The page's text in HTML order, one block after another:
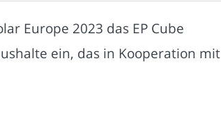
Europe 2023 das EP Cube
ein, das in Kooperation mit